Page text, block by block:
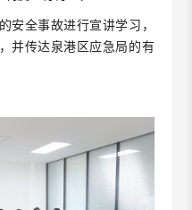
安全事故进行宣讲学习，
并传达泉港区应急局的有